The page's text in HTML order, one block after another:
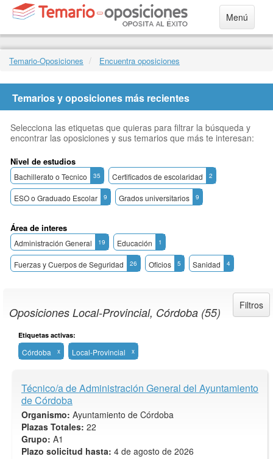
Menú
Temario-Oposiciones Encuentra oposiciones
Temarios y oposiciones más recientes
Selecciona las etiquetas que quieras para filtrar la búsqueda y
encontrar las oposiciones y sus temarios que más te interesan:
Nivel de estudios
Bachillerato o Tecnico 35 Certificados de escolaridad 2
ESO o Graduado Escolar 9 Grados universitarios 9
Área de interes
Administración General 19 Educación 1
Fuerzas y Cuerpos de Seguridad 26 Oficios 5 Sanidad 4
Oposiciones Local-Provincial, Córdoba (55) Filtros
Etiquetas activas:
Córdoba x Local-Provincial x
Técnico/a de Administración General del Ayuntamiento
de Córdoba
Organismo: Ayuntamiento de Córdoba
Plazas Totales: 22
Grupo: A1
Plazo solicitud hasta: 4 de agosto de 2026